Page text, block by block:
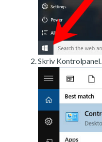
Skriv Kontrolpanel.